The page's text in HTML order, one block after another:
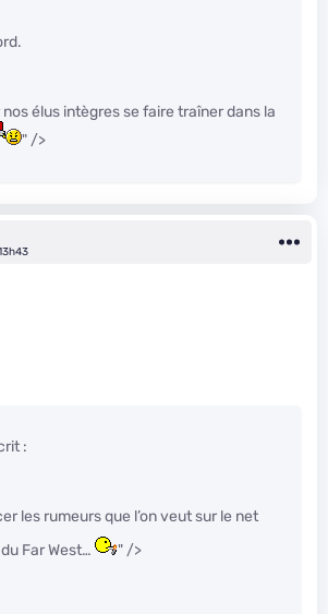
nos élus intègres se faire traîner dans la
" />
:
les rumeurs que l’on veut sur le net
Far West…
" />